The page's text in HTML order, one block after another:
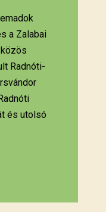
a Zalabai
Radnóti-
és utolsó